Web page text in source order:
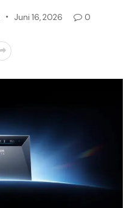
Juni 16, 2026
0